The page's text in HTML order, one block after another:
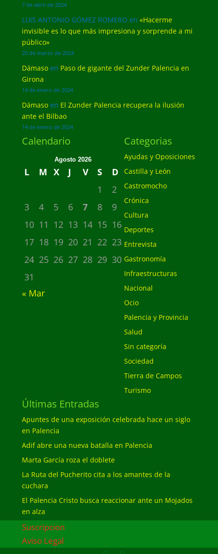
7 de abril de 2024
LUIS ANTONIO GÓMEZ ROMERO en «Hacerme
invisible es lo que más impresiona y sorprende a mi
público»
20 de marzo de 2024
Dámasoen Paso de gigante del Zunder Palencia en
Girona
14 de enero de 2024
Dámasoen El Zunder Palencia recupera la ilusión
ante el Bilbao
14 de enero de 2024
Calendario
Agosto 2026
L M X J V S
D
1
2
3
4 5 6 7 8
9
10 11 12 13 14 15 16
17 18 19 20 21 22 23
24 25 26 27 28 29 30
31
« Mar
Categorias
Ayudas y Oposiciones
Castilla y León
Castromocho
Crónica
Cultura
Deportes
Entrevista
Gastronomía
Infraestructuras
Nacional
Ocio
Palencia y Provincia
Salud
Sin categoría
Sociedad
Tierra de Campos
Turismo
Últimas Entradas
Apuntes de una exposición celebrada hace un siglo
en Palencia
Adif abre una nueva batalla en Palencia
Marta García roza el doblete
La Ruta del Pucherito cita a los amantes de la
cuchara
El Palencia Cristo busca reaccionar ante un Mojados
en alza
Suscripcion
Aviso Legal